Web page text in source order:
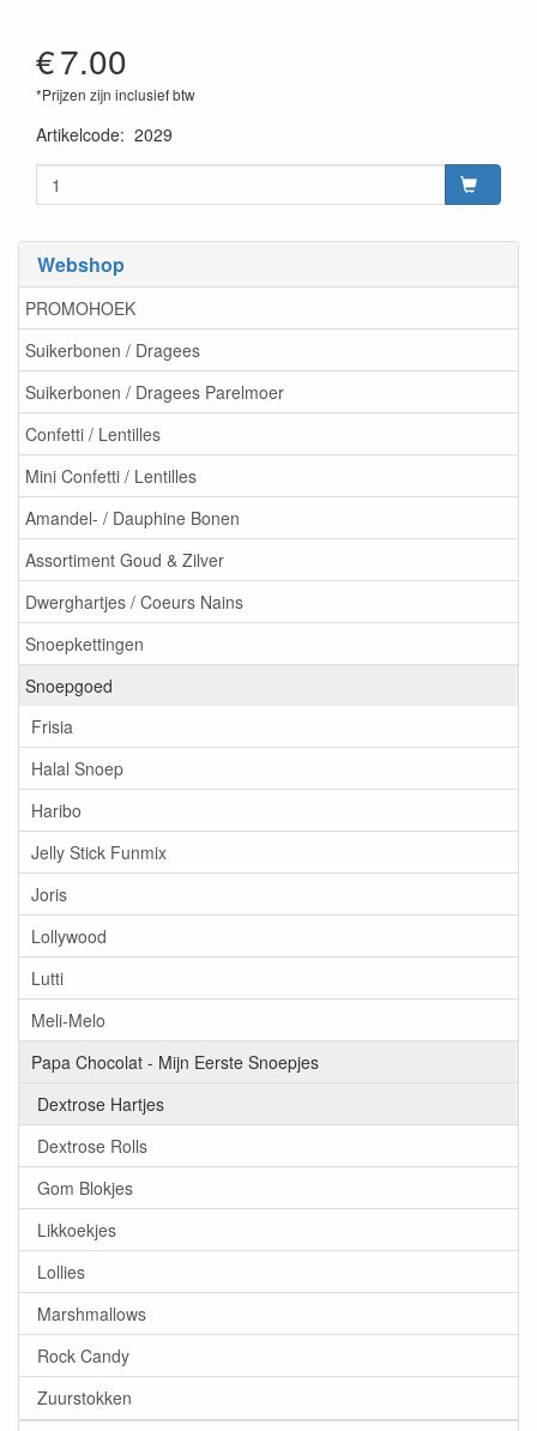
Webshop
PROMOHOEK
Suikerbonen / Dragees
Suikerbonen / Dragees Parelmoer
Confetti / Lentilles
Mini Confetti / Lentilles
Amandel- / Dauphine Bonen
Assortiment Goud & Zilver
Dwerghartjes / Coeurs Nains
Snoepkettingen
Snoepgoed
Frisia
Halal Snoep
Haribo
Jelly Stick Funmix
Joris
Lollywood
Lutti
Meli-Melo
Papa Chocolat - Mijn Eerste Snoepjes
Dextrose Hartjes
Dextrose Rolls
Gom Blokjes
Likkoekjes
Lollies
Marshmallows
Rock Candy
Zuurstokken
€7.00
*Prijzen zijn inclusief btw
Artikelcode: 2029